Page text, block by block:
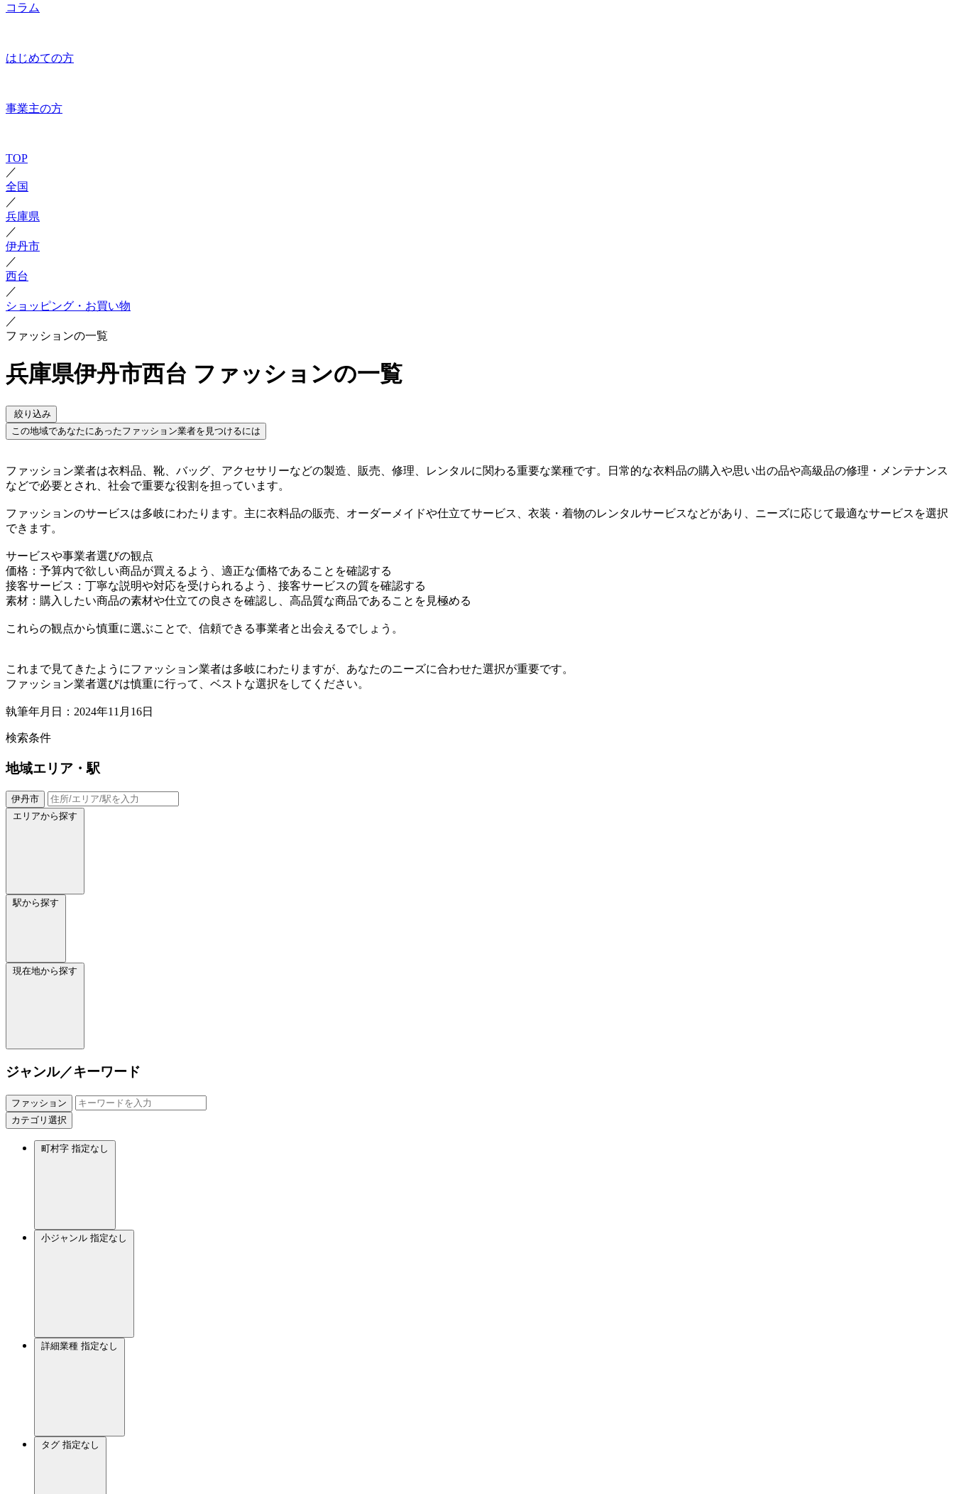
コラム
はじめての方
事業主の方
TOP
／
全国
／
兵庫県
／
伊丹市
／
西台
／
ショッピング・お買い物
／
ファッションの一覧
兵庫県伊丹市西台 ファッションの一覧
絞り込み
この地域であなたにあったファッション業者を見つけるには
ファッション業者は衣料品、靴、バッグ、アクセサリーなどの製造、販売、修理、レンタルに関わる重要な業種です。日常的な衣料品の購入や思い出の品や高級品の修理・メンテナンス
などで必要とされ、社会で重要な役割を担っています。
ファッションのサービスは多岐にわたります。主に衣料品の販売、オーダーメイドや仕立てサービス、衣装・着物のレンタルサービスなどがあり、ニーズに応じて最適なサービスを選択
できます。
サービスや事業者選びの観点
価格：予算内で欲しい商品が買えるよう、適正な価格であることを確認する
接客サービス：丁寧な説明や対応を受けられるよう、接客サービスの質を確認する
素材：購入したい商品の素材や仕立ての良さを確認し、高品質な商品であることを見極める
これらの観点から慎重に選ぶことで、信頼できる事業者と出会えるでしょう。
これまで見てきたようにファッション業者は多岐にわたりますが、あなたのニーズに合わせた選択が重要です。
ファッション業者選びは慎重に行って、ベストな選択をしてください。
執筆年月日：2024年11月16日
検索条件
地域エリア・駅
伊丹市
エリアから探す
駅から探す
現在地から探す
ジャンル／キーワード
ファッション
カテゴリ選択
町村字 指定なし
小ジャンル 指定なし
詳細業種 指定なし
タグ 指定なし